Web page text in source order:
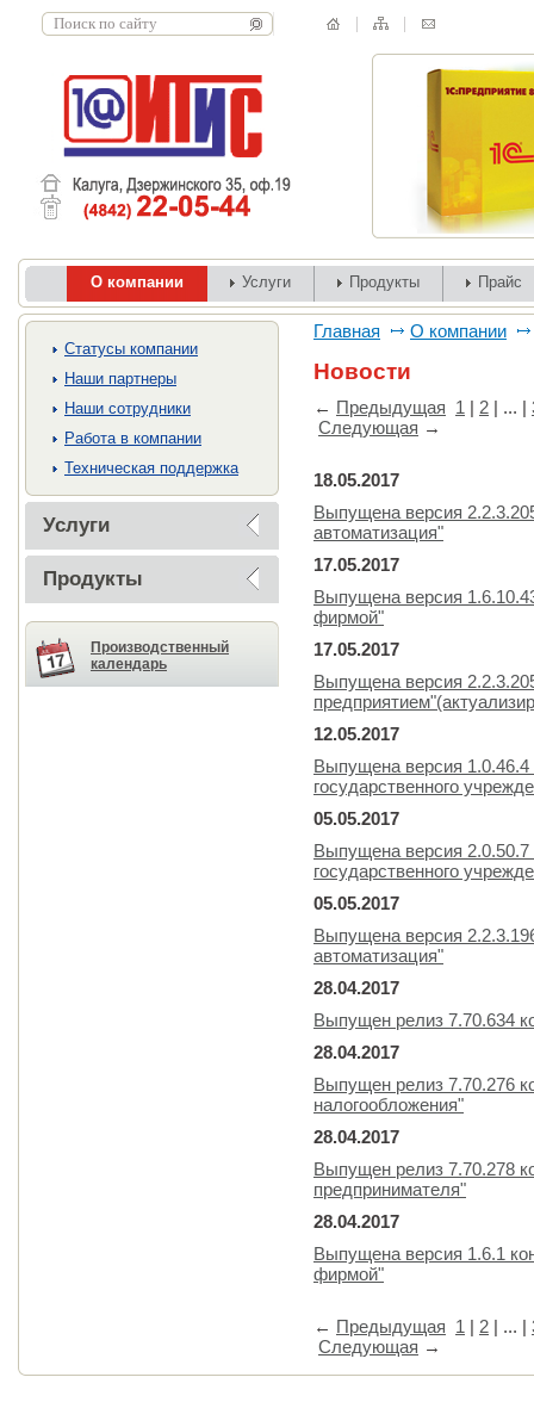
О компании Услуги Продукты Прайс
Cтатусы компании
Наши партнеры
Наши сотрудники
Работа в компании
Техническая поддержка
Услуги
Продукты
Производственный
календарь
Главная О компании
Новости
← Предыдущая 1 | 2 | ... |
Следующая →
18.05.2017
Выпущена версия
автоматизация"
17.05.2017
Выпущена версия
фирмой"
17.05.2017
Выпущена версия
12.05.2017
Выпущена версия 1.0.46.4
государственного
05.05.2017
Выпущена версия 2.0.50.7
государственного
05.05.2017
Выпущена версия
автоматизация"
28.04.2017
Выпущен релиз 7.70.634
28.04.2017
Выпущен релиз 7.70.276
налогообложения"
28.04.2017
Выпущен релиз 7.70.278
предпринимателя"
28.04.2017
Выпущена версия 1.6.1
фирмой"
← Предыдущая 1 | 2 | ... |
Следующая →